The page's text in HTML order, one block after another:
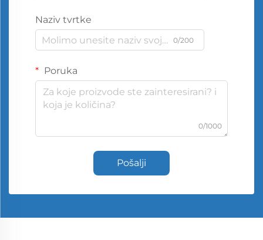
Naziv tvrtke
0/200
Poruka
0/1000
Pošalji